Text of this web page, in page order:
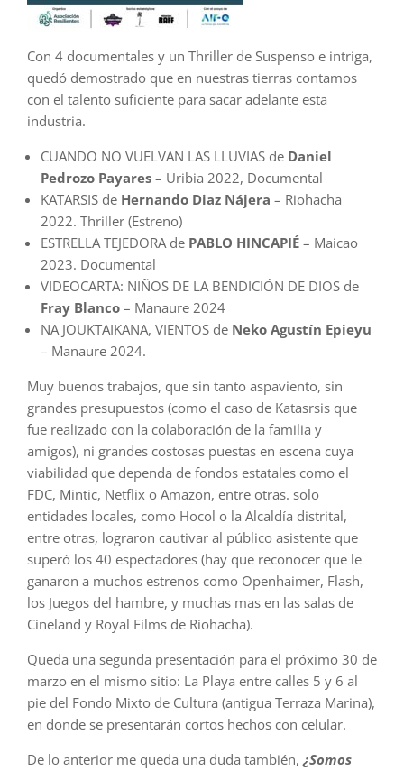
Con 4 documentales y un Thriller de Suspenso e intriga,
quedó demostrado que en nuestras tierras contamos
con el talento suficiente para sacar adelante esta
industria.
CUANDO NO VUELVAN LAS LLUVIAS de Daniel
Pedrozo Payares – Uribia 2022, Documental
KATARSIS de Hernando Diaz Nájera – Riohacha
2022. Thriller (Estreno)
ESTRELLA TEJEDORA de PABLO HINCAPIÉ – Maicao
2023. Documental
VIDEOCARTA: NIÑOS DE LA BENDICIÓN DE DIOS de
Fray Blanco – Manaure 2024
NA JOUKTAIKANA, VIENTOS de Neko Agustín Epieyu
– Manaure 2024.
Muy buenos trabajos, que sin tanto aspaviento, sin
grandes presupuestos (como el caso de Katasrsis que
fue realizado con la colaboración de la familia y
amigos), ni grandes costosas puestas en escena cuya
viabilidad que dependa de fondos estatales como el
FDC, Mintic, Netflix o Amazon, entre otras. solo
entidades locales, como Hocol o la Alcaldía distrital,
entre otras, lograron cautivar al público asistente que
superó los 40 espectadores (hay que reconocer que le
ganaron a muchos estrenos como Openhaimer, Flash,
los Juegos del hambre, y muchas mas en las salas de
Cineland y Royal Films de Riohacha).
Queda una segunda presentación para el próximo 30 de
marzo en el mismo sitio: La Playa entre calles 5 y 6 al
pie del Fondo Mixto de Cultura (antigua Terraza Marina),
en donde se presentarán cortos hechos con celular.
De lo anterior me queda una duda también, ¿Somos